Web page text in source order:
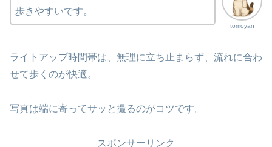
tomoyan
歩きやすいです。
ライトアップ時間帯は、無理に立ち止まらず、流れに合わ
せて歩くのが快適。
写真は端に寄ってサッと撮るのがコツです。
スポンサーリンク